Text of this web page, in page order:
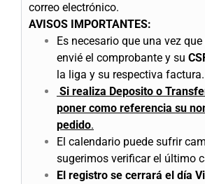
correo electrónico.
AVISOS IMPORTANTES:
Es necesario que una vez
envié el comprobante y su
la liga y su respectiva factura.
Si realiza Deposito o
poner como referencia su
pedido.
El calendario puede sufrir
sugerimos verificar el último
El registro se cerrará el día